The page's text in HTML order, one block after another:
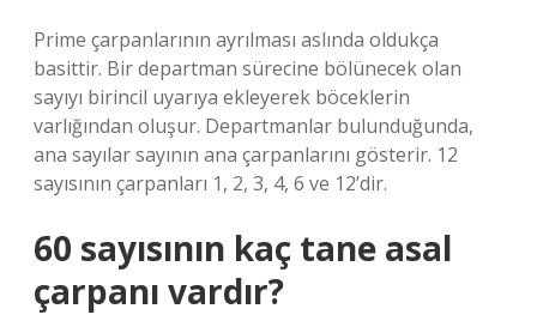
Prime çarpanlarının ayrılması aslında oldukça
basittir. Bir departman sürecine bölünecek olan
sayıyı birincil uyarıya ekleyerek böceklerin
varlığından oluşur. Departmanlar bulunduğunda,
ana sayılar sayının ana çarpanlarını gösterir. 12
sayısının çarpanları 1, 2, 3, 4, 6 ve 12’dir.
60 sayısının kaç tane asal
çarpanı vardır?